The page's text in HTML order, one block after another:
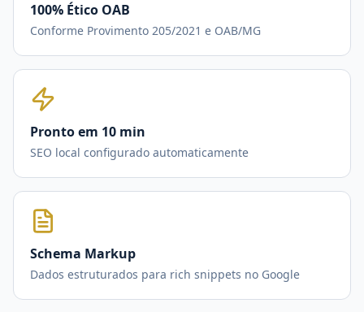
100% Ético OAB
Conforme Provimento 205/2021 e OAB/MG
Pronto em 10 min
SEO local configurado automaticamente
Schema Markup
Dados estruturados para rich snippets no Google